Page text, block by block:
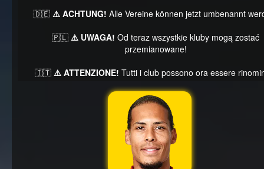
🇩🇪 ⚠️ ACHTUNG! Alle Vereine können jetzt umbenannt
🇵🇱 ⚠️ UWAGA! Od teraz wszystkie kluby mogą zostać
przemianowane!
🇮🇹 ⚠️ ATTENZIONE! Tutti i club possono ora essere